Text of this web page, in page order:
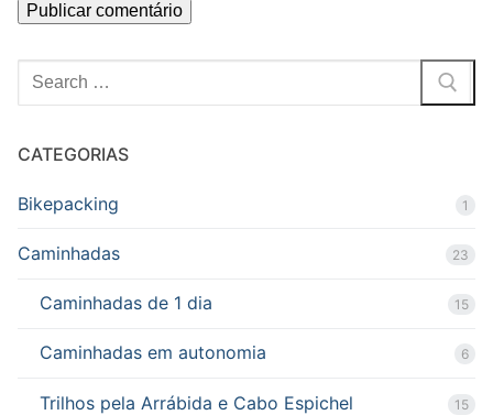
Pesquisar
por:
CATEGORIAS
Bikepacking 1
Caminhadas 23
Caminhadas de 1 dia 15
Caminhadas em autonomia 6
Trilhos pela Arrábida e Cabo Espichel 15